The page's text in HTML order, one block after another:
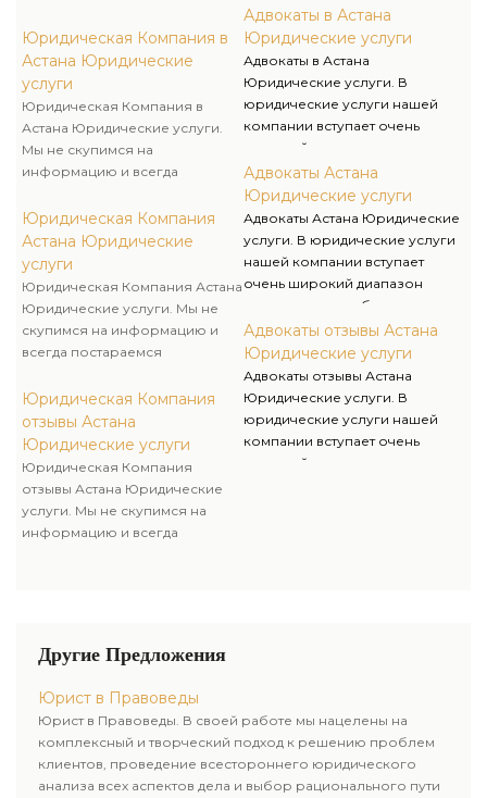
исчерпывающие консультации
для наших клиентов даже в тех
вариантах, когда они еще не
пользовались юридическими
услугами нашей компании.
Юридическая Компания в
Астана Юридические
услуги
Юридическая Компания в
Астана Юридические услуги.
Мы не скупимся на
информацию и всегда
исчерпывающие консультации
для наших клиентов даже в тех
вариантах, когда они еще не
пользовались юридическими
услугами нашей компании.
Юридическая Компания
Астана Юридические
услуги
Юридическая Компания Астана
Юридические услуги. Мы не
скупимся на информацию и
всегда постараемся
исчерпывающие консультации
для наших клиентов даже в тех
вариантах, когда они еще не
пользовались юридическими
услугами нашей компании.
Юридическая Компания
отзывы Астана
Юридические услуги
Юридическая Компания
отзывы Астана Юридические
услуги. Мы не скупимся на
информацию и всегда
услугами нашей компании.
может быть совсем выгодным
для наших клиентов, т.к.
благодаря этому у вас не
появляется надобность в
постоянном поиске компании
для сопровождения в
возникающих юридических
вопросах.
Адвокаты в Астана
Юридические услуги
Адвокаты в Астана
Юридические услуги. В
юридические услуги нашей
компании вступает очень
широкий диапазон услуг, что
может быть совсем выгодным
для наших клиентов, т.к.
благодаря этому у вас не
появляется надобность в
постоянном поиске компании
для сопровождения в
возникающих юридических
вопросах.
Адвокаты Астана
Юридические услуги
Адвокаты Астана Юридические
услуги. В юридические услуги
нашей компании вступает
очень широкий диапазон
услуг, что может быть совсем
выгодным для наших клиентов,
т.к. благодаря этому у вас не
появляется надобность в
постоянном поиске компании
для сопровождения в
возникающих юридических
вопросах.
Адвокаты отзывы Астана
Юридические услуги
Адвокаты отзывы Астана
Юридические услуги. В
юридические услуги нашей
компании вступает очень
широкий диапазон услуг, что
Другие Предложения
Юрист в Правоведы
Юрист в Правоведы. В своей работе мы нацелены на
комплексный и творческий подход к решению проблем
клиентов, проведение всестороннего юридического
анализа всех аспектов дела и выбор рационального пути